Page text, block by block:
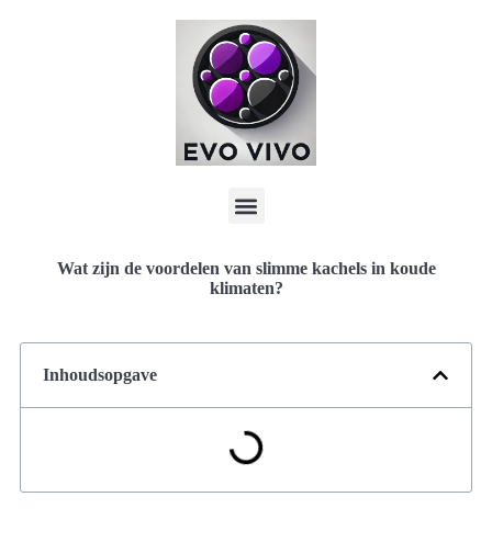
Wat zijn de voordelen van slimme kachels in koude
klimaten?
Inhoudsopgave